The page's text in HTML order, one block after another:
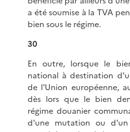
a été soumise à la TVA
bien sous le régime.
30
En outre, lorsque le
national à destination
de l'Union européenne,
dès lors que le bien
régime douanier
d'une mutation ou